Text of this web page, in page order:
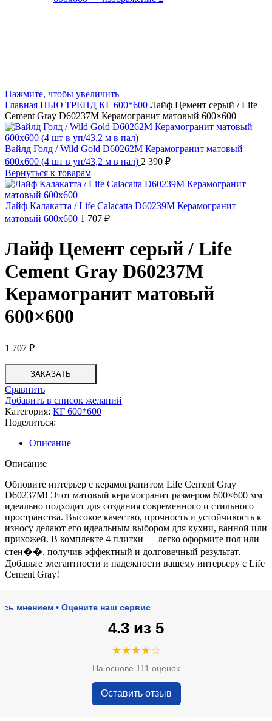
Нажмите, чтобы увеличить
Главная НЬЮ ТРЕНД КГ 600*600 Лайф Цемент серый / Life
Cement Gray D60237M Керамогранит матовый 600×600
Вайлд Голд / Wild Gold D60262M Керамогранит матовый
600x600 (4 шт в уп/43,2 м в пал) 2 390 ₽
Вернуться к товарам
Лайф Калакатта / Life Calacatta D60239M Керамогранит
матовый 600x600 1 707 ₽
Лайф Цемент серый / Life
Cement Gray D60237M
Керамогранит матовый
600×600
1 707 ₽
ЗАКАЗАТЬ
Сравнить
Добавить в список желаний
Категория: КГ 600*600
Поделиться:
Описание
Описание
Обновите интерьер с керамогранитом Life Cement Gray
D60237M! Этот матовый керамогранит размером 600×600 мм
идеально подходит для создания современного и стильного
пространства. Высокое качество, прочность и устойчивость к
износу делают его идеальным выбором для кухни, ванной или
прихожей. В комплекте 4 плитки — легко оформите пол или
стен��, получив эффектный и долговечный результат.
Добавьте элегантности и надежности вашему интерьеру с Life
Cement Gray!
• Оцените наш сервис
4.3 из 5
★★★★☆
На основе 111 оценок
Оставить отзыв